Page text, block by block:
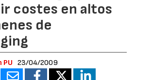
costes en altos
de
PU 23/04/2009